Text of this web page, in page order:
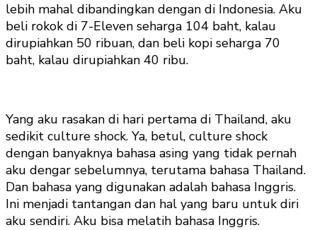
lebih mahal dibandingkan dengan di Indonesia. Aku
beli rokok di 7-Eleven seharga 104 baht, kalau
dirupiahkan 50 ribuan, dan beli kopi seharga 70
baht, kalau dirupiahkan 40 ribu.
Yang aku rasakan di hari pertama di Thailand, aku
sedikit culture shock. Ya, betul, culture shock
dengan banyaknya bahasa asing yang tidak pernah
aku dengar sebelumnya, terutama bahasa Thailand.
Dan bahasa yang digunakan adalah bahasa Inggris.
Ini menjadi tantangan dan hal yang baru untuk diri
aku sendiri. Aku bisa melatih bahasa Inggris.